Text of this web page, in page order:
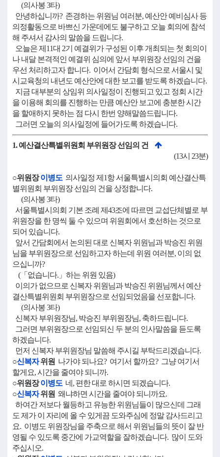
(의사봉 3타)
안녕하십니까? 존경하는 위원님 여러분, 예산안 예비심사 등
의정활동으로 바쁘신 가운데에도 불구하고 오늘 회의에 참석
해 주셔서 감사의 말씀을 드립니다.
오늘은 제11대 2기 예결위가 구성된 이후 개최되는 첫 회의이
나 내달 본격적인 예결위 심의에 앞서 부위원장 선임의 건을
우선 처리하고자 합니다. 이어서 간담회 형식으로 서울시 및
시교육청의 내년도 예산안에 대한 보고를 받도록 하겠습니다.
지금 대부분의 상임위 의사일정이 진행되고 있고 정회 시간
을 이용해 회의를 진행하는 만큼 예산안 보고에 충분한 시간
을 할애하지 못하는 점 다시 한번 양해말씀드립니다.
그러면 오늘의 의사일정에 들어가도록 하겠습니다.
1. 예산결산특별위원회 부위원장 선임의 건
(13시 23분)
○위원장이병도 의사일정 제1항 서울특별시의회 예산결산특
별위원회 부위원장 선임의 건을 상정합니다.
(의사봉 3타)
서울특별시의회 기본 조례 제43조에 따르면 교섭단체별로 부
위원장을 한 명씩 둘 수 있으며 위원회에서 호선하는 것으로
되어 있습니다.
앞서 간담회에서 논의된 대로 신복자 위원님과 박승진 위원
님을 부위원장으로 선임하고자 하는데 위원 여러분, 이의 없
으십니까?
(「없습니다.」하는 위원 있음)
이의가 없으므로 신복자 위원님과 박승진 위원님께서 예산
결산특별위원회 부위원장으로 선임되었음을 선포합니다.
(의사봉 3타)
신복자 부위원장님, 박승진 부위원장님, 축하드립니다.
그러면 부위원장으로 선임되신 두 분의 인사말씀을 듣도록
하겠습니다.
먼저 신복자 부위원장님 말씀해 주시길 부탁드리겠습니다.
○신복자위원 나가야 되나요? 여기서 할까요? 그냥 여기서
할게요, 시간을 줄여야 되니까.
○위원장이병도 네, 편한 대로 하시면 되겠습니다.
○신복자위원 왜냐하면 시간을 줄여야 되니까요.
하여간 저보다 월등하고 유능한 위원님들이 많으신데 그래
도 제가 이 자리에 올 수 있게끔 도와주심에 정말 감사드리고
요. 이병도 위원장님을 주축으로 해서 위원님들의 뜻이 잘 반
영될 수 있도록 중간에 가교역할을 잘하겠습니다. 많이 도와
주십시오.